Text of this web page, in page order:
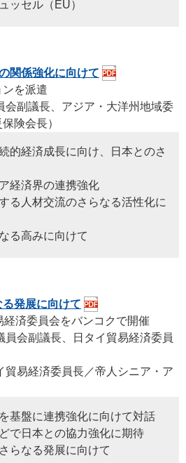
ッセル（EU）
関係強化に向けて
を派遣
会副議長、アジア・大洋州地域委
険会長）
的経済成長に向け、日本とのさ
経済界の連携強化
る人材交流のさらなる活性化に
る高みに向けて
発展に向けて
済委員会をバンコクで開催
員会副議長、日タイ貿易経済委員
貿易経済委員長／帝人シニア・ア
基盤に連携強化に向けて対話
で日本との協力強化に期待
らなる発展に向けて